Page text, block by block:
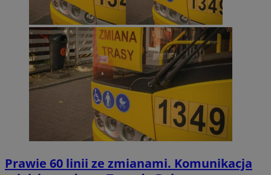
Prawie 60 linii ze zmianami. Komunikacja